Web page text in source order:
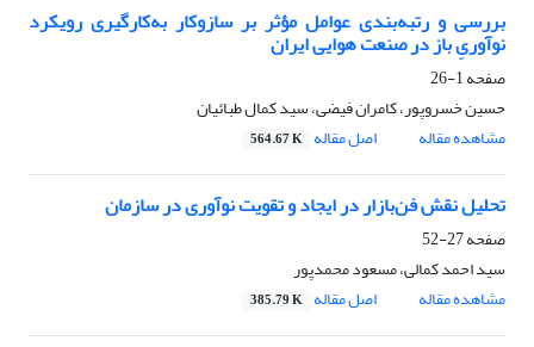
بررسی و رتبه‌بندی عوامل مؤثر بر سازوکار به‌کارگیری رویکرد
نوآوریِ باز در صنعت هوایی ایران
صفحه1-26
حسین خسروپور، کامران فیضی، سید کمال طبائیان
مشاهده مقاله
اصل مقاله 564.67 K
تحلیل نقش فن‌بازار در ایجاد و تقویت نوآوری در سازمان
صفحه27-52
سید احمد کمالی، مسعود محمدپور
مشاهده مقاله
اصل مقاله 385.79 K